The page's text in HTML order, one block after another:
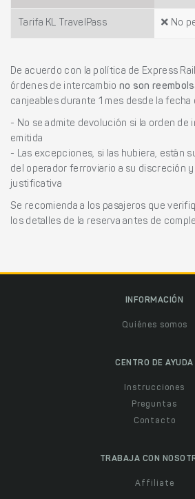
Tarifa KL TravelPass No
De acuerdo con la política de Express
órdenes de intercambio no son
canjeables durante 1 mes desde la fecha
- No se admite devolución si la orden de
emitida
- Las excepciones, si las hubiera, están
del operador ferroviario a su discreción
justificativa
Se recomienda a los pasajeros que
los detalles de la reserva antes de
INFORMACIÓN
Quiénes somos
CENTRO DE AYUDA
Instrucciones
Preguntas
Contacto
TRABAJA CON
Affiliate